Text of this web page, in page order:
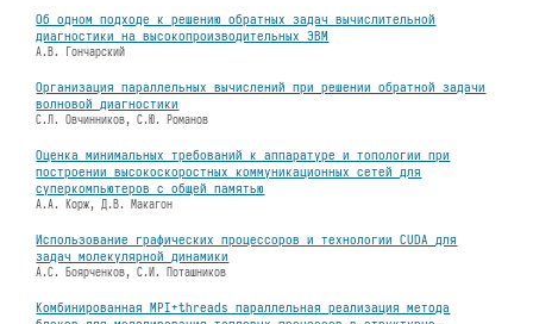
Об одном подходе к решению обратных задач вычислительной
диагностики на высокопроизводительных ЭВМ
А.В. Гончарский
Организация параллельных вычислений при решении обратной задачи
волновой диагностики
С.Л. Овчинников, С.Ю. Романов
Оценка минимальных требований к аппаратуре и топологии при
построении высокоскоростных коммуникационных сетей для
суперкомпьютеров с общей памятью
А.А. Корж, Д.В. Макагон
Использование графических процессоров и технологии CUDA для
задач молекулярной динамики
А.С. Боярченков, С.И. Поташников
Комбинированная MPI+threads параллельная реализация метода